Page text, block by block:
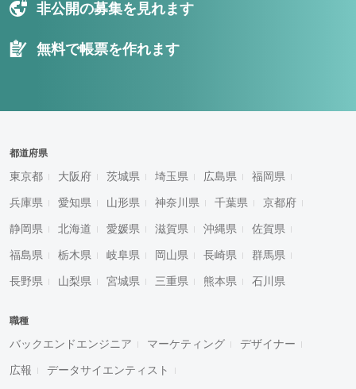
非公開の募集を見れます
無料で帳票を作れます
都道府県
東京都 大阪府 茨城県 埼玉県 広島県 福岡県
兵庫県 愛知県 山形県 神奈川県 千葉県 京都府
静岡県 北海道 愛媛県 滋賀県 沖縄県 佐賀県
福島県 栃木県 岐阜県 岡山県 長崎県 群馬県
長野県 山梨県 宮城県 三重県 熊本県 石川県
職種
バックエンドエンジニア マーケティング デザイナー
広報 データサイエンティスト